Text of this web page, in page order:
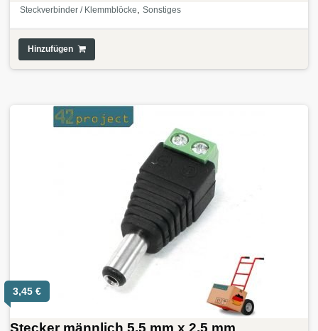
Steckverbinder / Klemmblöcke
Sonstiges
Hinzufügen
3,45 €
Stecker männlich 5,5 mm x 2,5 mm